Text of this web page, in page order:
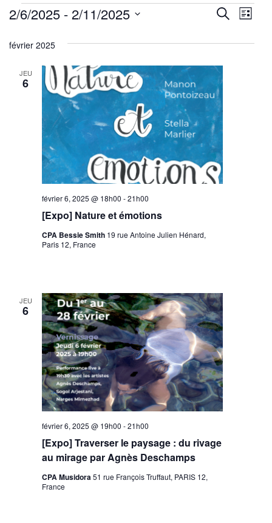
Évènements
et
de
vues
Recherche
Liste
2/6/2025 - 2/11/2025
une
février 2025
JEU
6
[Expo] Nature et émotions
février 6, 2025 @ 18h00 -21h00
CPA Bessie Smith 19 rue Antoine Julien Hénard,
Paris 12, France
JEU
6
[Expo] Traverser le paysage : du rivage
au mirage par Agnès Deschamps
février 6, 2025 @ 19h00 -21h00
CPA Musidora51 rue François Truffaut, PARIS 12,
France